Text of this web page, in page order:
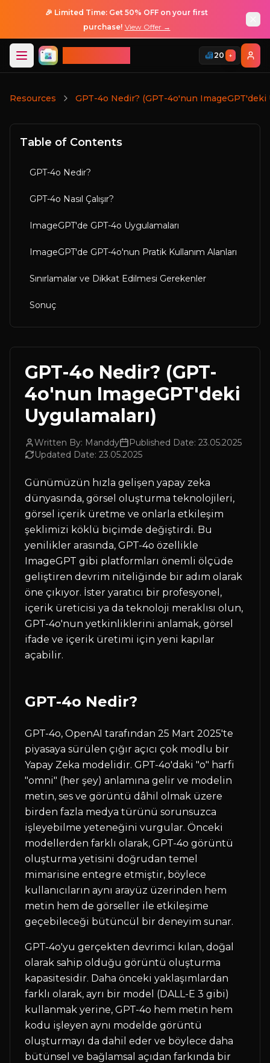
🎉 Limited Time: Get 50% OFF on your first
purchase! View Offer →
20 +
Resources GPT-4o Nedir? (GPT-4o'nun ImageGPT'deki
Table of Contents
GPT-4o Nedir?
GPT-4o Nasıl Çalışır?
ImageGPT'de GPT-4o Uygulamaları
ImageGPT'de GPT-4o'nun Pratik Kullanım Alanları
Sınırlamalar ve Dikkat Edilmesi Gerekenler
Sonuç
GPT-4o Nedir? (GPT-
4o'nun ImageGPT'deki
Uygulamaları)
Written By: Manddy Published Date: 23.05.2025
Updated Date: 23.05.2025
Günümüzün hızla gelişen yapay zeka
dünyasında, görsel oluşturma teknolojileri,
görsel içerik üretme ve onlarla etkileşim
şeklimizi köklü biçimde değiştirdi. Bu
yenilikler arasında, GPT-4o özellikle
ImageGPT gibi platformları önemli ölçüde
geliştiren devrim niteliğinde bir adım olarak
öne çıkıyor. İster yaratıcı bir profesyonel,
içerik üreticisi ya da teknoloji meraklısı olun,
GPT-4o'nun yetkinliklerini anlamak, görsel
ifade ve içerik üretimi için yeni kapılar
açabilir.
GPT-4o Nedir?
GPT-4o, OpenAI tarafından 25 Mart 2025'te
piyasaya sürülen çığır açıcı çok modlu bir
Yapay Zeka modelidir. GPT-4o'daki "o" harfi
"omni" (her şey) anlamına gelir ve modelin
metin, ses ve görüntü dâhil olmak üzere
birden fazla medya türünü sorunsuzca
işleyebilme yeteneğini vurgular. Önceki
modellerden farklı olarak, GPT-4o görüntü
oluşturma yetisini doğrudan temel
mimarisine entegre etmiştir, böylece
kullanıcıların aynı arayüz üzerinden hem
metin hem de görseller ile etkileşime
geçebileceği bütüncül bir deneyim sunar.
GPT-4o'yu gerçekten devrimci kılan, doğal
olarak sahip olduğu görüntü oluşturma
kapasitesidir. Daha önceki yaklaşımlardan
farklı olarak, ayrı bir model (DALL-E 3 gibi)
kullanmak yerine, GPT-4o hem metin hem
kodu işleyen aynı modelde görüntü
oluşturmayı da dahil eder ve böylece daha
bütünsel ve bağlamsal açıdan farkında bir